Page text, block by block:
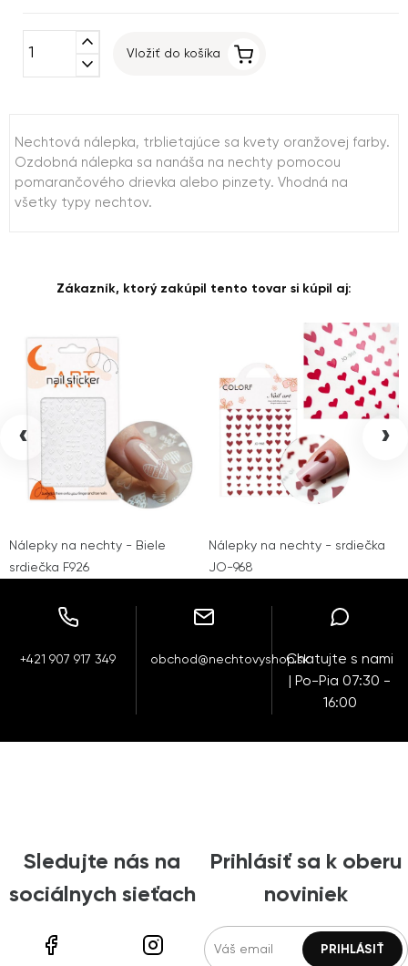
expand_less
expand_more
Vložiť do košíka
Nechtová nálepka, trblietajúce sa kvety oranžovej farby.
Ozdobná nálepka sa nanáša na nechty pomocou
pomarančového drievka alebo pinzety. Vhodná na
všetky typy nechtov.
Zákazník, ktorý zakúpil tento tovar si kúpil aj:
Nálepky na nechty - Biele
srdiečka F926
Nálepky na nechty - srdiečka
JO-968
‹ ›
+421 907 917 349 obchod@nechtovyshop.skChatujte s nami
| Po-Pia 07:30 -
16:00
Sledujte nás na
sociálnych sieťach
Prihlásiť sa k oberu
noviniek